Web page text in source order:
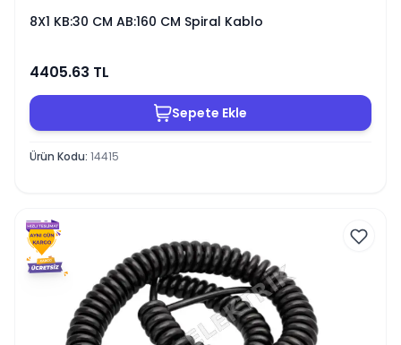
8X1 KB:30 CM AB:160 CM Spiral Kablo
4405.63 TL
Sepete Ekle
Ürün Kodu: 14415